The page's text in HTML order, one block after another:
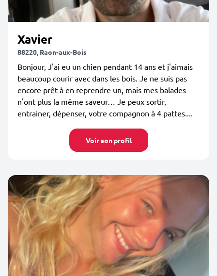
Xavier
88220, Raon-aux-Bois
Bonjour, J'ai eu un chien pendant 14 ans et j'aimais
beaucoup courir avec dans les bois. Je ne suis pas
encore prêt à en reprendre un, mais mes balades
n'ont plus la même saveur… Je peux sortir,
entrainer, dépenser, votre compagnon à 4 pattes....
Voir son profil